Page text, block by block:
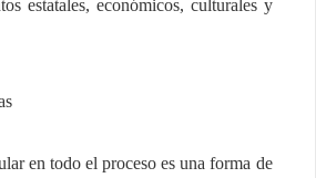
estatales, económicos, culturales y
en todo el proceso es una forma de